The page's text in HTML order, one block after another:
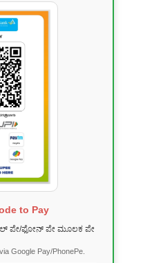
to Pay
ಪೇ/ಫೋನ್ ಪೇ ಮೂಲಕ ಪೇ
Google Pay/PhonePe.